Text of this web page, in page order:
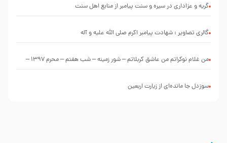
گریه و عزاداری در سیره و سنت پیامبر از منابع اهل سنت
گالری تصاویر : شهادت پیامبر اکرم صلی الله علیه و آله
من غلام نوکراتم من عاشق کربلاتم – شور زمینه – شب هفتم – محرم 1397 –
سوزدل جا مانده‌ای از زیارت اربعین